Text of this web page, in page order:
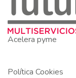
Acelera pyme
Política Cookies